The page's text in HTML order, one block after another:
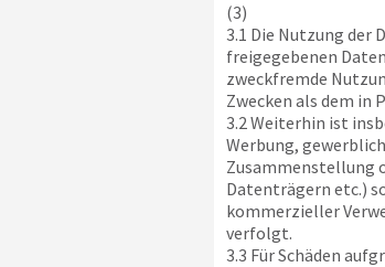
(3)
3.1 Die Nutzung der
freigegebenen
zweckfremde
Zwecken als dem in
3.2 Weiterhin ist
Werbung,
Zusammenstellung
Datenträgern etc.)
kommerzieller
verfolgt.
3.3 Für Schäden